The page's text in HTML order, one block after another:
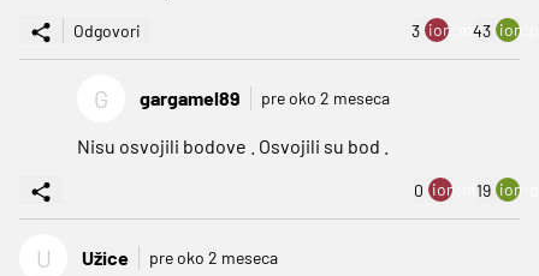
Odgovori 3 ion:minus
43
G gargamel89 pre oko 2 meseca
Nisu osvojili bodove . Osvojili su bod .
0 ion:minus
19
U Užice pre oko 2 meseca